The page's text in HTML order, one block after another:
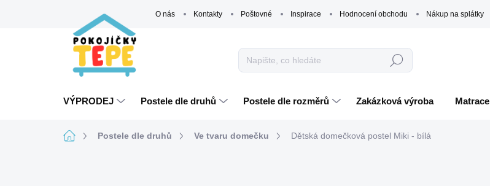
O nás Kontakty Poštovné Inspirace Hodnocení obchodu Nákup na splátky
Hledat
VÝPRODEJ Postele dle druhů Postele dle rozměrů Zakázková výroba Matrace
DomůPostele dle druhů Ve tvaru domečku Dětská domečková postel Miki - bílá